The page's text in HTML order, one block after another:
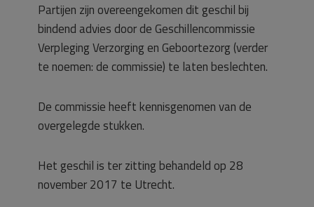
Partijen zijn overeengekomen dit geschil bij
bindend advies door de Geschillencommissie
Verpleging Verzorging en Geboortezorg (verder
te noemen: de commissie) te laten beslechten.
De commissie heeft kennisgenomen van de
overgelegde stukken.
Het geschil is ter zitting behandeld op 28
november 2017 te Utrecht.